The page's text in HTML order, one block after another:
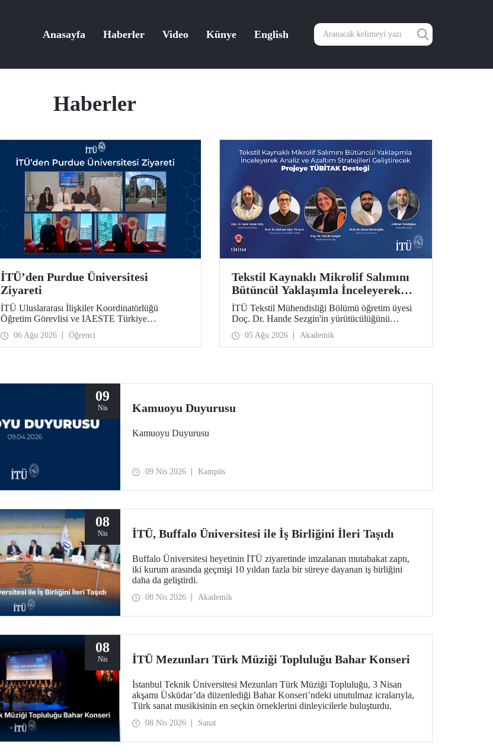
Anasayfa Haberler Video Künye English
Haberler
İTÜ’den Purdue Üniversitesi
Ziyareti
İTÜ Uluslararası İlişkiler Koordinatörlüğü
Öğretim Görevlisi ve IAESTE Türkiye
Sorumlusu Cahit Okan, akademik ilişkileri ve iş
birliğini geliştirmek amacıyla 20-27 Temmuz
tarihlerinde ABD’de dünyanın önde gelen
06 Ağu 2026 Öğrenci
Tekstil Kaynaklı Mikrolif Salımını
Bütüncül Yaklaşımla İnceleyerek
Analiz ve Azaltım Stratejileri
Geliştirecek Projeye TÜBİTAK
Desteği
İTÜ Tekstil Mühendisliği Bölümü öğretim üyesi
Doç. Dr. Hande Sezgin'in yürütücülüğünü
üstlendiği “Sürdürülebilir Pamuk ve Polyester
Esaslı Tekstil Ürünlerinde Kullanım Koşullarına
Bağlı Mikrolif Salımı: Aşınma, UV Maruziyeti ve
proje, TÜBİTAK 2515 – COST Aksiyon Üyeleri
05 Ağu 2026 Akademik
09
Nis Kamuoyu Duyurusu
Kamuoyu Duyurusu
09 Nis 2026 Kampüs
08
Nis İTÜ, Buffalo Üniversitesi ile İş Birliğini İleri Taşıdı
Buffalo Üniversitesi heyetinin İTÜ ziyaretinde imzalanan mutabakat zaptı,
iki kurum arasında geçmişi 10 yıldan fazla bir süreye dayanan iş birliğini
daha da geliştirdi.
08 Nis 2026 Akademik
08
Nis İTÜ Mezunları Türk Müziği Topluluğu Bahar Konseri
İstanbul Teknik Üniversitesi Mezunları Türk Müziği Topluluğu, 3 Nisan
akşamı Üsküdar’da düzenlediği Bahar Konseri’ndeki unutulmaz icralarıyla,
Türk sanat musikisinin en seçkin örneklerini dinleyicilerle buluşturdu.
08 Nis 2026 Sanat